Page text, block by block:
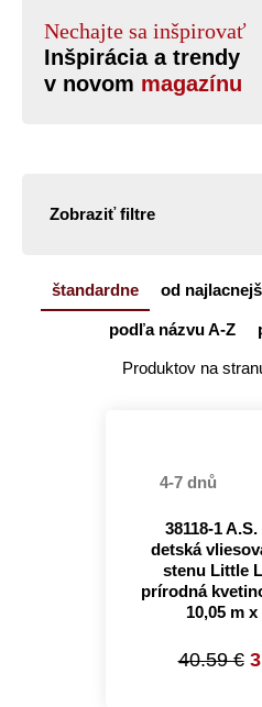
Nechajte sa inšpirovať
Inšpirácia a trendy
v novom magazínu
Zobraziť filtre
štandardne od
podľa názvu A-Z
Produktov na
4-7 dnů
38118-1
detská
stenu Little
prírodná
10,05 m
40.59 €